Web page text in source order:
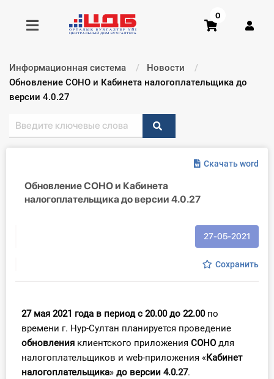
Получить консультацию
Главная ИС
Консультации
Вебинары
0
Информационная система
Новости
Текущий:
Обновление СОНО и Кабинета налогоплательщика до
версии 4.0.27
Скачать word
Обновление СОНО и Кабинета
налогоплательщика до версии 4.0.27
27-05-2021
Сохранить
27 мая 2021 года в период с 20.00 до 22.00по
времени г. Нур-Султан планируется проведение
обновления клиентского приложения СОНО для
налогоплательщиков и web-приложения «Кабинет
налогоплательщика» до версии 4.0.27.